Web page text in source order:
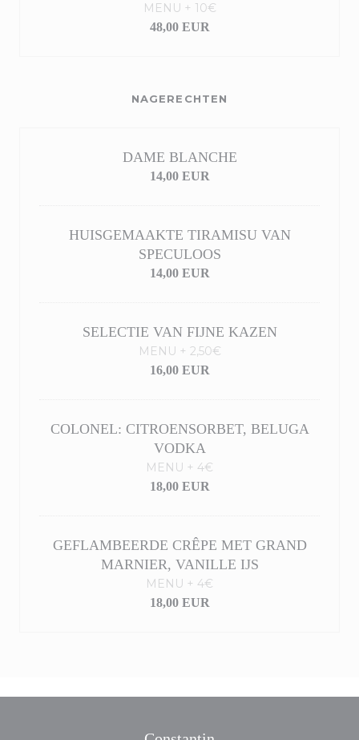
MENU + 10€
48,00 EUR
NAGERECHTEN
DAME BLANCHE
14,00 EUR
HUISGEMAAKTE TIRAMISU VAN
SPECULOOS
14,00 EUR
SELECTIE VAN FIJNE KAZEN
MENU + 2,50€
16,00 EUR
COLONEL: CITROENSORBET, BELUGA
VODKA
MENU + 4€
18,00 EUR
GEFLAMBEERDE CRÊPE MET GRAND
MARNIER, VANILLE IJS
MENU + 4€
18,00 EUR